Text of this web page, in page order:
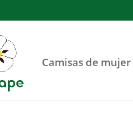
Camisas de mujer